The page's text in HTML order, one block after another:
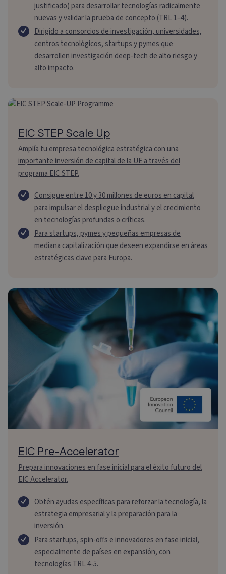
justificado) para desarrollar tecnologías radicalmente
nuevas y validar la prueba de concepto (TRL 1–4).
Dirigido a consorcios de investigación, universidades,
centros tecnológicos, startups y pymes que
desarrollen investigación deep-tech de alto riesgo y
alto impacto.
EIC STEP Scale Up
Amplía tu empresa tecnológica estratégica con una
importante inversión de capital de la UE a través del
programa EIC STEP.
Consigue entre 10 y 30 millones de euros en capital
para impulsar el despliegue industrial y el crecimiento
en tecnologías profundas o críticas.
Para startups, pymes y pequeñas empresas de
mediana capitalización que deseen expandirse en áreas
estratégicas clave para Europa.
EIC Pre-Accelerator
Prepara innovaciones en fase inicial para el éxito futuro del
EIC Accelerator.
Obtén ayudas específicas para reforzar la tecnología, la
estrategia empresarial y la preparación para la
inversión.
Para startups, spin-offs e innovadores en fase inicial,
especialmente de países en expansión, con
tecnologías TRL 4-5.